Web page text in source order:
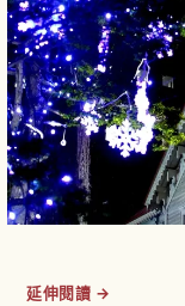
延伸閱讀 →